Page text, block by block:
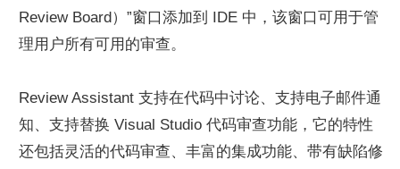
Review Board）”窗口添加到 IDE 中，该窗口可用于管
理用户所有可用的审查。
Review Assistant 支持在代码中讨论、支持电子邮件通
知、支持替换 Visual Studio 代码审查功能，它的特性
还包括灵活的代码审查、丰富的集成功能、带有缺陷修